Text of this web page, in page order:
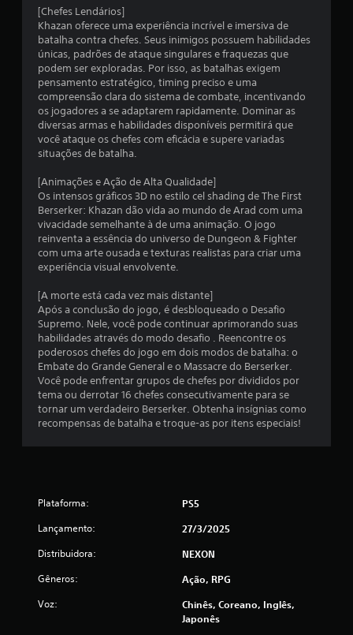
ã
o
d
o
s
c
o
n
t
r
o
e
s
a
n
a
l
ó
i
c
o
s
.
P
o
d
e
j
o
a
[Chefes Lendários]
Khazan oferece uma experiência incrível e imersiva de
batalha contra chefes. Seus inimigos possuem habilidades
únicas, padrões de ataque singulares e fraquezas que
podem ser exploradas. Por isso, as batalhas exigem
pensamento estratégico, timing preciso e uma
compreensão clara do sistema de combate, incentivando
os jogadores a se adaptarem rapidamente. Dominar as
diversas armas e habilidades disponíveis permitirá que
você ataque os chefes com eficácia e supere variadas
situações de batalha.
[Animações e Ação de Alta Qualidade]
Os intensos gráficos 3D no estilo cel shading de The First
Berserker: Khazan dão vida ao mundo de Arad com uma
vivacidade semelhante à de uma animação. O jogo
reinventa a essência do universo de Dungeon & Fighter
com uma arte ousada e texturas realistas para criar uma
experiência visual envolvente.
[A morte está cada vez mais distante]
Após a conclusão do jogo, é desbloqueado o Desafio
Supremo. Nele, você pode continuar aprimorando suas
habilidades através do modo desafio . Reencontre os
poderosos chefes do jogo em dois modos de batalha: o
Embate do Grande General e o Massacre do Berserker.
Você pode enfrentar grupos de chefes por divididos por
tema ou derrotar 16 chefes consecutivamente para se
tornar um verdadeiro Berserker. Obtenha insígnias como
recompensas de batalha e troque-as por itens especiais!
Plataforma: PS5
Lançamento: 27/3/2025
Distribuidora: NEXON
Gêneros: Ação, RPG
Voz:
Chinês, Coreano, Inglês,
Japonês